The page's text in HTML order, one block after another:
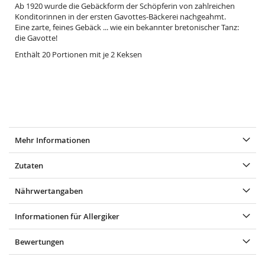
Ab 1920 wurde die Gebäckform der Schöpferin von zahlreichen
Konditorinnen in der ersten Gavottes-Bäckerei nachgeahmt.
Eine zarte, feines Gebäck ... wie ein bekannter bretonischer Tanz:
die Gavotte!
Enthält 20 Portionen mit je 2 Keksen
Mehr Informationen
Zutaten
Nährwertangaben
Informationen für Allergiker
Bewertungen